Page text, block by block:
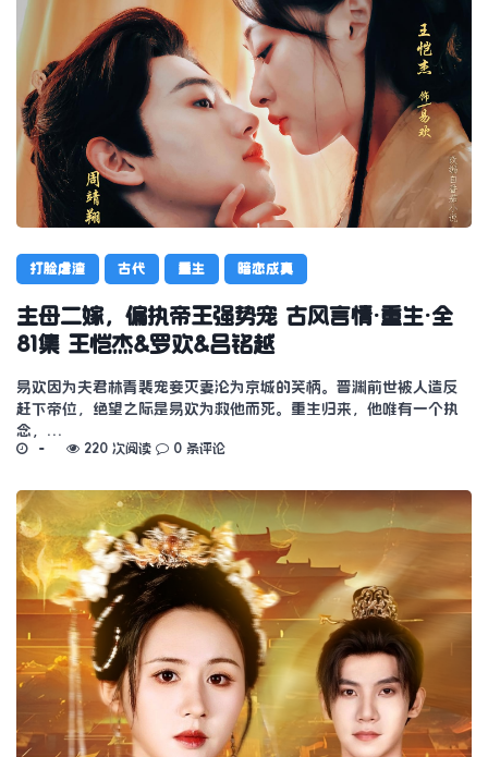
打脸虐渣 古代 重生 暗恋成真
主母二嫁，偏执帝王强势宠 古风言情·重生·全
81集 王恺杰&罗欢&吕铭越
易欢因为夫君林青裴宠妾灭妻沦为京城的笑柄。晋渊前世被人造反
赶下帝位，绝望之际是易欢为救他而死。重生归来，他唯有一个执
念，…
220 次阅读 0 条评论